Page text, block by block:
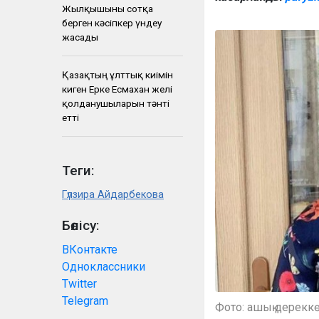
Жылқышыны сотқа
берген кәсіпкер үндеу
жасады
Қазақтың ұлттық киімін
киген Ерке Есмахан желі
қолданушыларын тәнті
етті
Теги:
Гүлзира Айдарбекова
Бөлісу:
ВКонтакте
Одноклассники
Twitter
Telegram
Фото: ашық